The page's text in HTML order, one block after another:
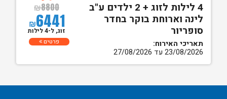
4 לילות לזוג + 2 ילדים ע"ב
לינה וארוחת בוקר בחדר
סופריור
תאריכי האירוח:
23/08/2026 עד 27/08/2026
₪8800
₪6441
זוג, ל-4 לילות
פרטים